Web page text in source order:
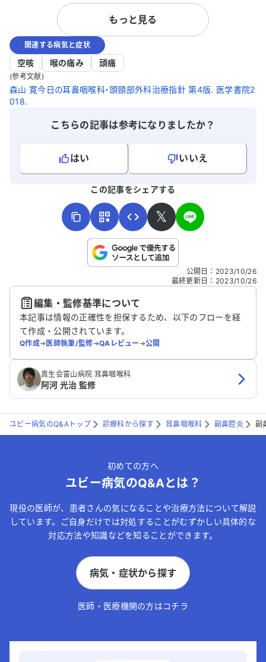
病気で治療を受けており、アレルギー性鼻
炎や慢性副鼻腔炎、食物アレルギーもあり
ドバイスをいただけると助かります。特に
右足の痛みについて、効果的な治療法があ
れば教えてください。
もっと見る
関連する病気と症状
空咳 喉の痛み 頭痛
(参考文献)
森山 寛今日の耳鼻咽喉科・頭頸部外科治療指針 第4版. 医学書院2
018.
こちらの記事は参考になりましたか？
はい
いいえ
こちらは送信専用のフォームです。氏名やご自身の病気の詳細な
送信する
この記事をシェアする
𝕏
公開日 ： 2023/10/26
最終更新日 ： 2023/10/26
編集・監修基準について
本記事は情報の正確性を担保するため、以下のフローを経
て作成・公開されています。
Q作成➔医師執筆/監修➔QAレビュー➔公開
真生会富山病院 耳鼻咽喉科
阿河 光治 監修
ユビー病気のQ&Aトップ 診療科から探す 耳鼻咽喉科 副鼻腔炎 副
初めての方へ
ユビー病気のQ&Aとは？
現役の医師が、患者さんの気になることや治療方法について解説
しています。ご自身だけでは対処することがむずかしい具体的な
対応方法や知識などを知ることができます。
病気・症状から探す
医師・医療機関の方はコチラ